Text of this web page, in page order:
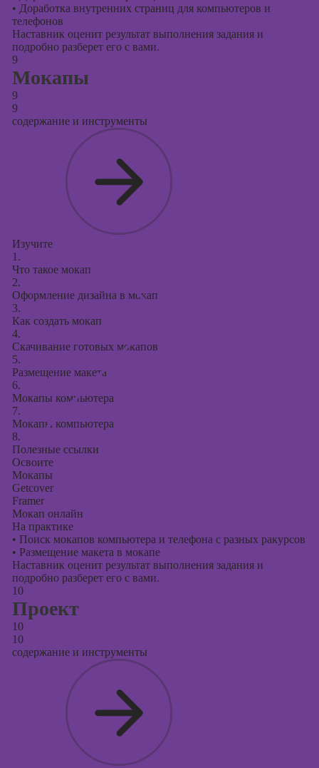
• Доработка внутренних страниц для компьютеров и
телефонов
Наставник оценит результат выполнения задания и
подробно разберет его с вами.
9
Мокапы
9
9
содержание и инструменты
Изучите
1.
Что такое мокап
2.
Оформление дизайна в мокап
3.
Как создать мокап
4.
Скачивание готовых мокапов
5.
Размещение макета
6.
Мокапы компьютера
7.
Мокапы компьютера
8.
Полезные ссылки
Освоите
Мокапы
Getcover
Framer
Мокап онлайн
На практике
• Поиск мокапов компьютера и телефона с разных ракурсов
• Размещение макета в мокапе
Наставник оценит результат выполнения задания и
подробно разберет его с вами.
10
Проект
10
10
содержание и инструменты